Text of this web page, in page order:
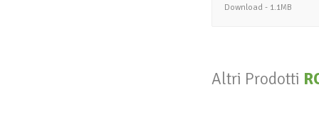
Download - 1.1MB
Altri Prodotti